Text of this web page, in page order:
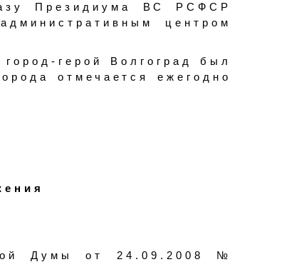
Президиума ВС РСФСР
центром
герой Волгоград был
отмечается ежегодно
Думы от 24.09.2008 №